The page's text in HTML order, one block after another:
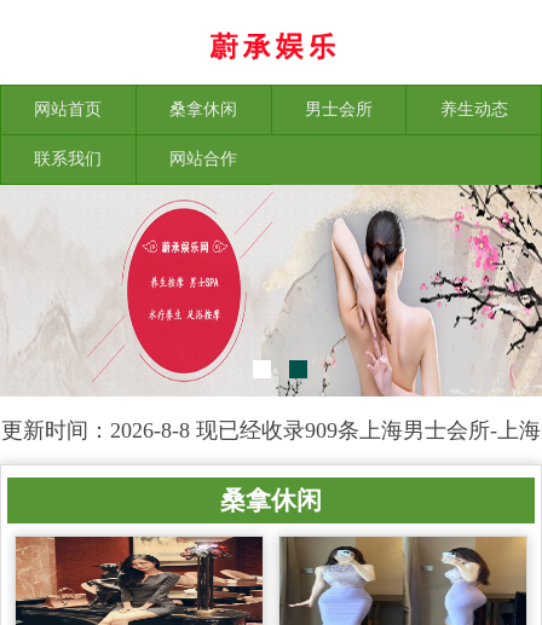
网站首页 桑拿休闲 男士会所 养生动态
联系我们 网站合作
更新时间：2026-8-8 现已经收录909条上海男士会所-上海
榕苑养生网信息
桑拿休闲